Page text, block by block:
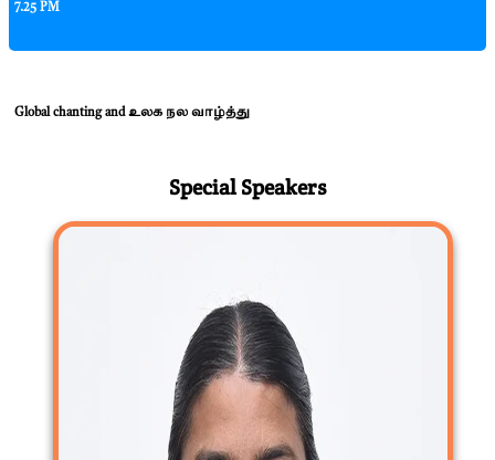
7.25 PM
Global chanting and உலக நல வாழ்த்து
Special Speakers